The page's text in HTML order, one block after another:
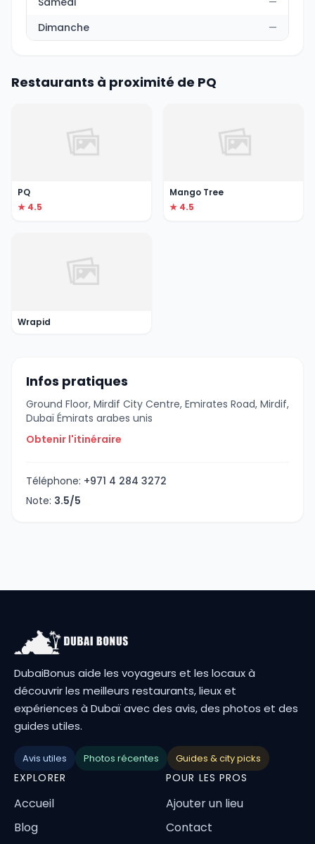
Dimanche
—
Restaurants à proximité de PQ
PQ
★ 4.5
Mango Tree
★ 4.5
Wrapid
Infos pratiques
Ground Floor, Mirdif City Centre, Emirates Road, Mirdif,
Dubaï Émirats arabes unis
Obtenir l'itinéraire
Téléphone: +971 4 284 3272
Note: 3.5/5
DubaiBonus aide les voyageurs et les locaux à
découvrir les meilleurs restaurants, lieux et
expériences à Dubaï avec des avis, des photos et des
guides utiles.
Avis utiles Photos récentes Guides & city picks
EXPLORER
Accueil
Blog
POUR LES PROS
Ajouter un lieu
Contact